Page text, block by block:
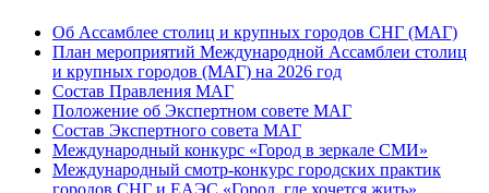
Об Ассамблее столиц и крупных городов СНГ (МАГ)
План мероприятий Международной Ассамблеи столиц
и крупных городов (МАГ) на 2026 год
Состав Правления МАГ
Положение об Экспертном совете МАГ
Состав Экспертного совета МАГ
Международный конкурс «Город в зеркале СМИ»
Международный смотр-конкурс городских практик